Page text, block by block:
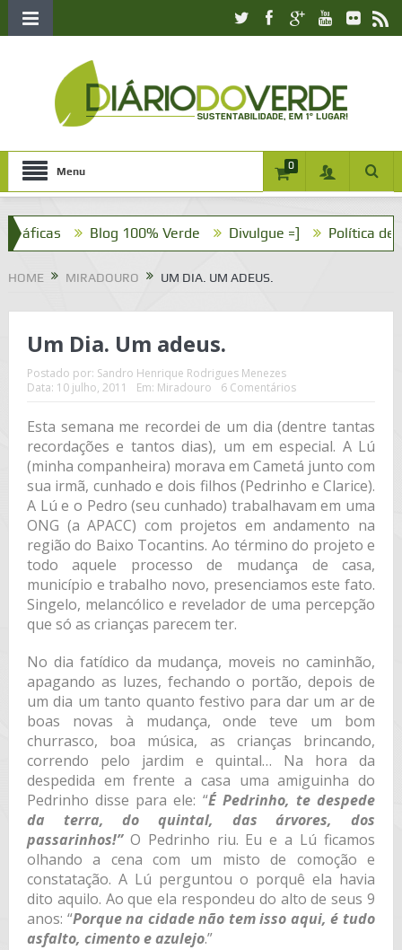
Menu 0
Blog 100% Verde Divulgue =] Política de
HOME MIRADOURO UM DIA. UM ADEUS.
Um Dia. Um adeus.
Postado por: Sandro Henrique Rodrigues Menezes
Data: 10 julho, 2011 Em: Miradouro 6 Comentários
Esta semana me recordei de um dia (dentre tantas
recordações e tantos dias), um em especial. A Lú
(minha companheira) morava em Cametá junto com
sua irmã, cunhado e dois filhos (Pedrinho e Clarice).
A Lú e o Pedro (seu cunhado) trabalhavam em uma
ONG (a APACC) com projetos em andamento na
região do Baixo Tocantins. Ao término do projeto e
todo aquele processo de mudança de casa,
município e trabalho novo, presenciamos este fato.
Singelo, melancólico e revelador de uma percepção
que só as crianças parecem ter.
No dia fatídico da mudança, moveis no caminhão,
apagando as luzes, fechando o portão, depois de
um dia um tanto quanto festivo para dar um ar de
boas novas à mudança, onde teve um bom
churrasco, boa música, as crianças brincando,
correndo pelo jardim e quintal… Na hora da
despedida em frente a casa uma amiguinha do
Pedrinho disse para ele: “É Pedrinho, te despede
da terra, do quintal, das árvores, dos
passarinhos!”O Pedrinho riu. Eu e a Lú ficamos
olhando a cena com um misto de comoção e
constatação. A Lú perguntou o porquê ela havia
dito aquilo. Ao que ela respondeu do alto de seus 9
anos: “Porque na cidade não tem isso aqui, é tudo
asfalto, cimento e azulejo.”